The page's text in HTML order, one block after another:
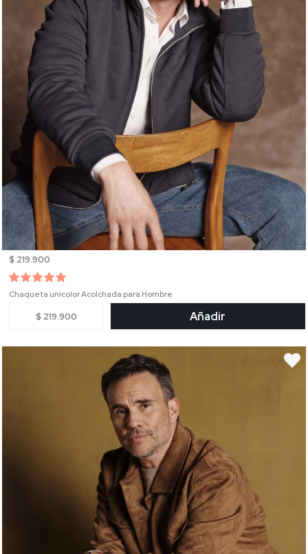
$ 219.900
Chaqueta unicolor Acolchada para Hombre
$ 219.900 Añadir